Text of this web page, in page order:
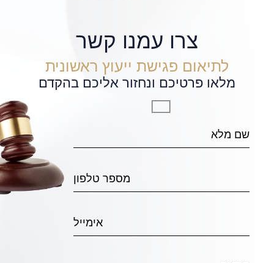
צרו עמנו קשר
לתיאום פגישת ייעוץ ראשונית
מלאו פרטיכם ונחזור אליכם בהקדם